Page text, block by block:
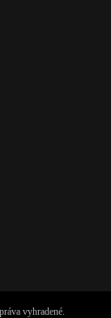
vyhradené.